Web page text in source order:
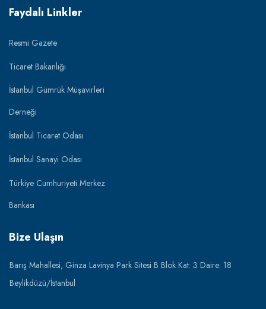
Faydalı Linkler
Resmi Gazete
Ticaret Bakanlığı
İstanbul Gümrük Müşavirleri
Derneği
İstanbul Ticaret Odası
İstanbul Sanayi Odası
Türkiye Cumhuriyeti Merkez
Bankası
Bize Ulaşın
Barış Mahallesi, Ginza Lavinya Park Sitesi B Blok Kat: 3 Daire: 18
Beylikdüzü/İstanbul